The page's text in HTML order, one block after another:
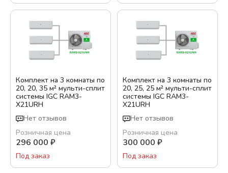
Комплект на 3 комнаты по
20, 20, 35 м² мульти-сплит
системы IGC RAM3-
X21URH
Нет отзывов
Розничная цена
296 000 ₽
Под заказ
Комплект на 3 комнаты по
20, 25, 25 м² мульти-сплит
системы IGC RAM3-
X21URH
Нет отзывов
Розничная цена
300 000 ₽
Под заказ